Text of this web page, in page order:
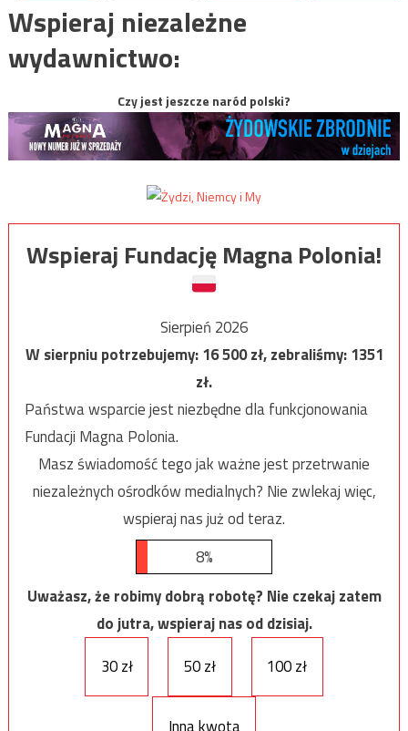
Wspieraj niezależne
wydawnictwo:
Czy jest jeszcze naród polski?
Wspieraj Fundację Magna Polonia!
Sierpień 2026
W sierpniu potrzebujemy:16 500zł, zebraliśmy:1351
zł.
Państwa wsparcie jest niezbędne dla funkcjonowania
Fundacji Magna Polonia.
Masz świadomość tego jak ważne jest przetrwanie
niezależnych ośrodków medialnych? Nie zwlekaj więc,
wspieraj nas już od teraz.
8%
Uważasz, że robimy dobrą robotę? Nie czekaj zatem
do jutra, wspieraj nas od dzisiaj.
30 zł
50 zł 100 zł